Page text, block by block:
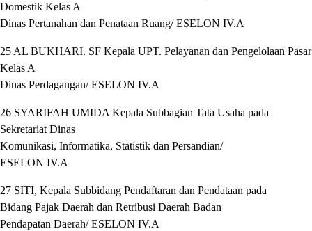
Domestik Kelas A
Dinas Pertanahan dan Penataan Ruang/ ESELON IV.A
25 AL BUKHARI. SF Kepala UPT. Pelayanan dan Pengelolaan Pasar
Kelas A
Dinas Perdagangan/ ESELON IV.A
26 SYARIFAH UMIDA Kepala Subbagian Tata Usaha pada
Sekretariat Dinas
Komunikasi, Informatika, Statistik dan Persandian/
ESELON IV.A
27 SITI, Kepala Subbidang Pendaftaran dan Pendataan pada
Bidang Pajak Daerah dan Retribusi Daerah Badan
Pendapatan Daerah/ ESELON IV.A